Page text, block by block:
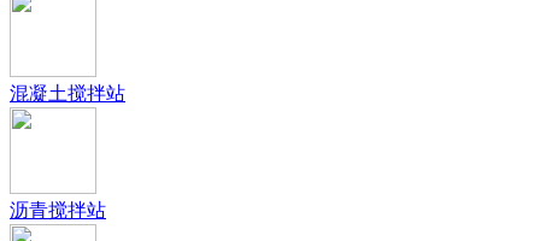
混凝土搅拌站
沥青搅拌站